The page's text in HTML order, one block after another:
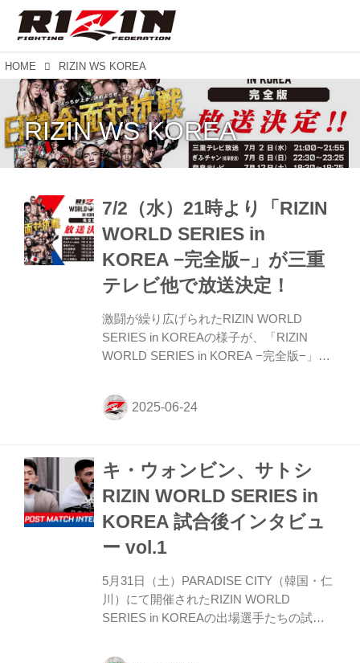
HOME RIZIN WS KOREA
RIZIN WS KOREA
7/2（水）21時より「RIZIN
WORLD SERIES in
KOREA −完全版−」が三重
テレビ他で放送決定！
激闘が繰り広げられたRIZIN WORLD
SERIES in KOREAの様子が、「RIZIN
WORLD SERIES in KOREA −完全版−」と
タイムで見た方も、見逃してしまった方
も、「RIZIN WORLD SERIES in KOREA
送局 URL 7/2(水) 21:00-21:55 三重テレビ放
送） 7/12(土) 18:30-19:25 奈良テレビ
https://www.nara...
キ・ウォンビン、サトシ
RIZIN WORLD SERIES in
KOREA 試合後インタビュ
ー vol.1
5月31日（土）PARADISE CITY（韓国・仁
川）にて開催されたRIZIN WORLD
SERIES in KOREAの出場選手たちの試合
キ・ウォンビン「パンチが2発目も来ると